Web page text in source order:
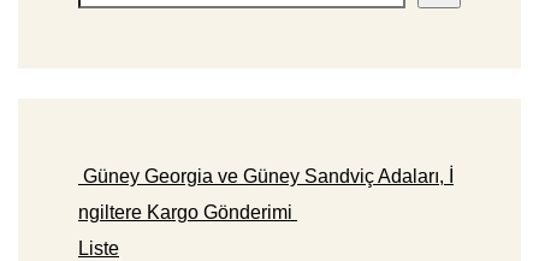
Güney Georgia ve Güney Sandviç Adaları, İ
ngiltere Kargo Gönderimi
Liste